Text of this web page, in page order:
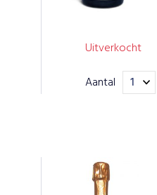
Uitverkocht
Aantal